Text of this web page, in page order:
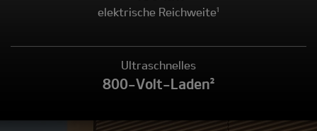
elektrische Reichweite¹
Ultraschnelles
800-Volt-Laden²